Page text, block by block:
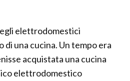
elettrodomestici
una cucina. Un tempo era
acquistata una cucina
elettrodomestico